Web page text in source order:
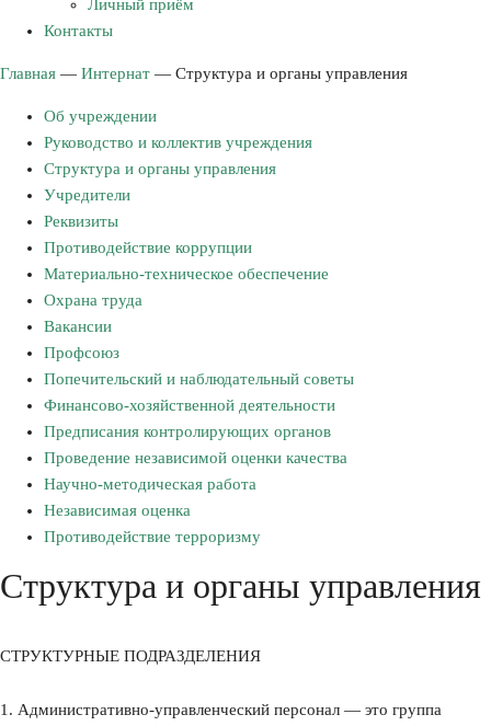
Личный приём
Контакты
Главная — Интернат — Структура и органы управления
Об учреждении
Руководство и коллектив учреждения
Структура и органы управления
Учредители
Реквизиты
Противодействие коррупции
Материально-техническое обеспечение
Охрана труда
Вакансии
Профсоюз
Попечительский и наблюдательный советы
Финансово-хозяйственной деятельности
Предписания контролирующих органов
Проведение независимой оценки качества
Научно-методическая работа
Независимая оценка
Противодействие терроризму
Структура и органы управления
СТРУКТУРНЫЕ ПОДРАЗДЕЛЕНИЯ
1. Административно-управленческий персонал — это группа